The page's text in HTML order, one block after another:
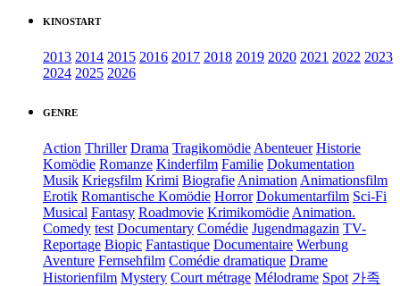
KINOSTART
2013 2014 2015 2016 2017 2018 2019 2020 2021 2022 2023
2024 2025 2026
GENRE
Action Thriller Drama Tragikomödie Abenteuer Historie
Komödie Romanze Kinderfilm Familie Dokumentation
Musik Kriegsfilm Krimi Biografie Animation Animationsfilm
Erotik Romantische Komödie Horror Dokumentarfilm Sci-Fi
Musical Fantasy Roadmovie Krimikomödie Animation.
Comedy test Documentary Comédie Jugendmagazin TV-
Reportage Biopic Fantastique Documentaire Werbung
Aventure Fernsehfilm Comédie dramatique Drame
Historienfilm Mystery Court métrage Mélodrame Spot 가족